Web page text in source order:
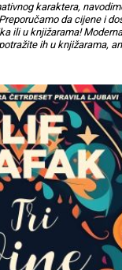
karaktera,
da cijene i
ili u knjižarama!
ih u knjižarama,